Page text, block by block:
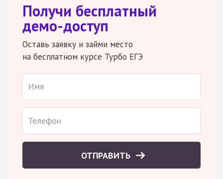
Получи бесплатный
демо-доступ
Оставь заявку и займи место
на бесплатном курсе Турбо ЕГЭ
ОТПРАВИТЬ